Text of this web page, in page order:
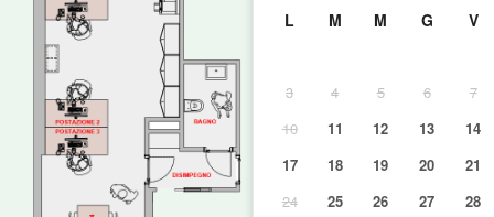
L M M G V
3 4 5 6
7
10
11 12 13
14
17
18 19 20
21
24
25 26 27
28